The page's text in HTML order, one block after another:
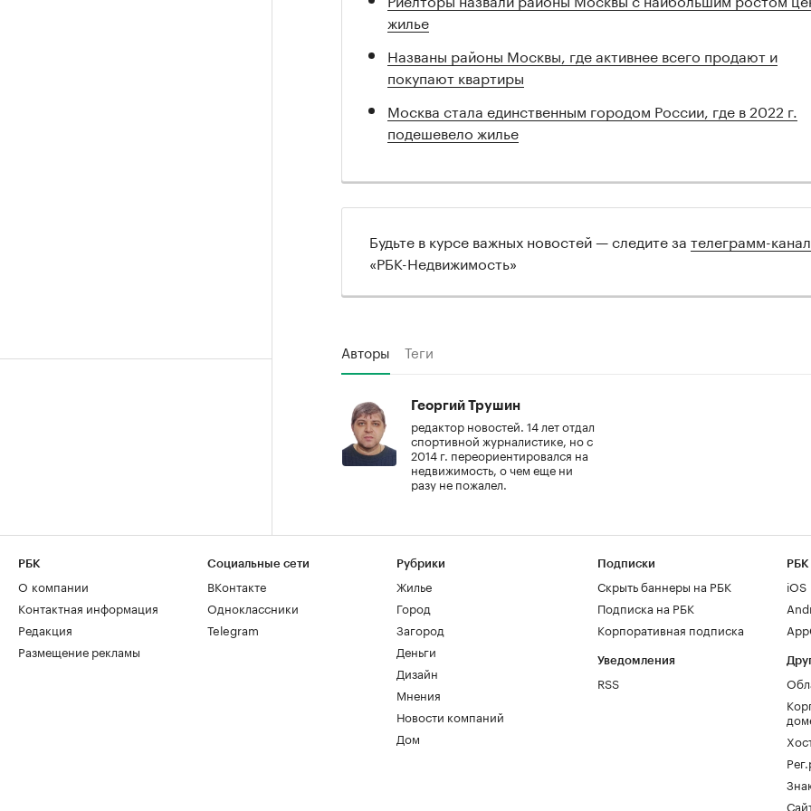
жилье
Названы районы Москвы, где активнее всего продают и
покупают квартиры
Москва стала единственным городом России, где в 2022 г.
подешевело жилье
Будьте в курсе важных новостей — следите за телеграмм-
«РБК-Недвижимость»
Авторы Теги
Георгий Трушин
редактор новостей. 14 лет отдал
спортивной журналистике, но с
2014 г. переориентировался на
недвижимость, о чем еще ни
разу не пожалел.
РБК
О компании
Контактная информация
Редакция
Размещение рекламы
Социальные сети
ВКонтакте
Одноклассники
Telegram
Рубрики
Жилье
Город
Загород
Деньги
Дизайн
Мнения
Новости компаний
Дом
Подписки
Скрыть баннеры на РБК
Подписка на РБК
Корпоративная подписка
Уведомления
RSS
РБК
iOS